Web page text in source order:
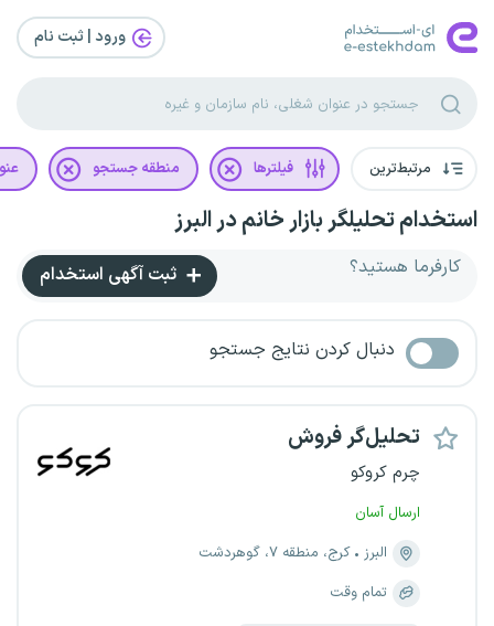
ورود | ثبت‌ نام
مرتبط‌ترین فیلترها منطقه جستجو
استخدام تحلیلگر بازار خانم در البرز
کارفرما هستید؟ ثبت آگهی استخدام
دنبال کردن نتایج جستجو
تحلیل‌گر فروش
چرم کروکو
ارسال آسان
البرز
کرج، منطقه ۷، گوهردشت
تمام وقت